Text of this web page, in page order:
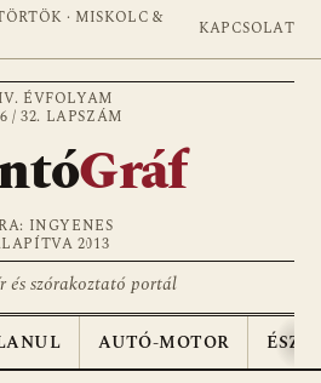
· MISKOLC &
KAPCSOLAT
ÉVFOLYAM
/ 32. LAPSZÁM
Gráf
INGYENES
2013
szórakoztató portál
AUTÓ-MOTOR